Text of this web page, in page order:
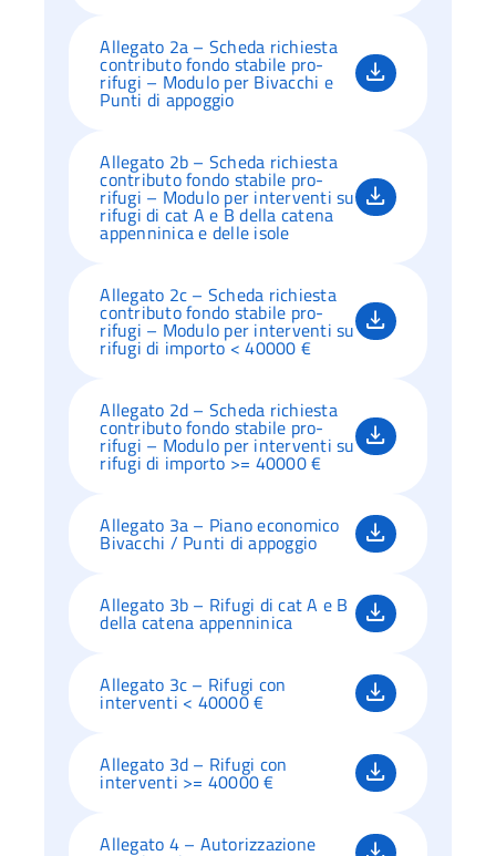
Allegato 2a – Scheda richiesta
contributo fondo stabile pro-
rifugi – Modulo per Bivacchi e
Punti di appoggio
Allegato 2b – Scheda richiesta
contributo fondo stabile pro-
rifugi – Modulo per interventi su
rifugi di cat A e B della catena
appenninica e delle isole
Allegato 2c – Scheda richiesta
contributo fondo stabile pro-
rifugi – Modulo per interventi su
rifugi di importo < 40000 €
Allegato 2d – Scheda richiesta
contributo fondo stabile pro-
rifugi – Modulo per interventi su
rifugi di importo >= 40000 €
Allegato 3a – Piano economico
Bivacchi / Punti di appoggio
Allegato 3b – Rifugi di cat A e B
della catena appenninica
Allegato 3c – Rifugi con
interventi < 40000 €
Allegato 3d – Rifugi con
interventi >= 40000 €
Allegato 4 – Autorizzazione